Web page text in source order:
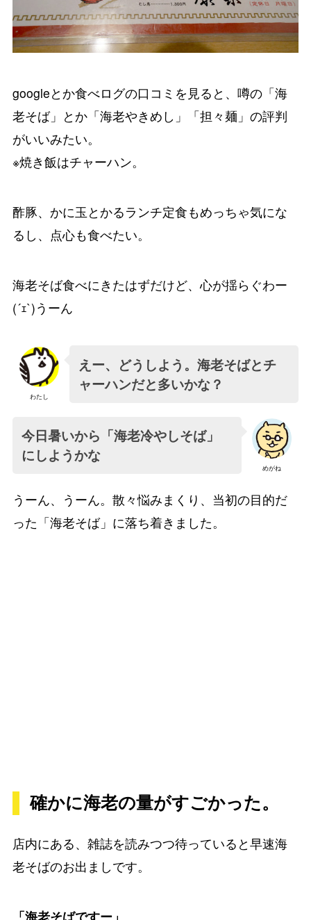
googleとか食べログの口コミを見ると、噂の「海
老そば」とか「海老やきめし」「担々麺」の評判
がいいみたい。
※焼き飯はチャーハン。
酢豚、かに玉とかるランチ定食もめっちゃ気にな
るし、点心も食べたい。
海老そば食べにきたはずだけど、心が揺らぐわー
(´ｪ`)うーん
わたし
えー、どうしよう。海老そばとチ
ャーハンだと多いかな？
めがね
今日暑いから「海老冷やしそば」
にしようかな
うーん、うーん。散々悩みまくり、当初の目的だ
った「海老そば」に落ち着きました。
確かに海老の量がすごかった。
店内にある、雑誌を読みつつ待っていると早速海
老そばのお出ましです。
「海老そばですー」